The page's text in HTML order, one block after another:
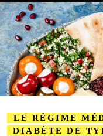
LE RÉGIME
DIABÈTE DE